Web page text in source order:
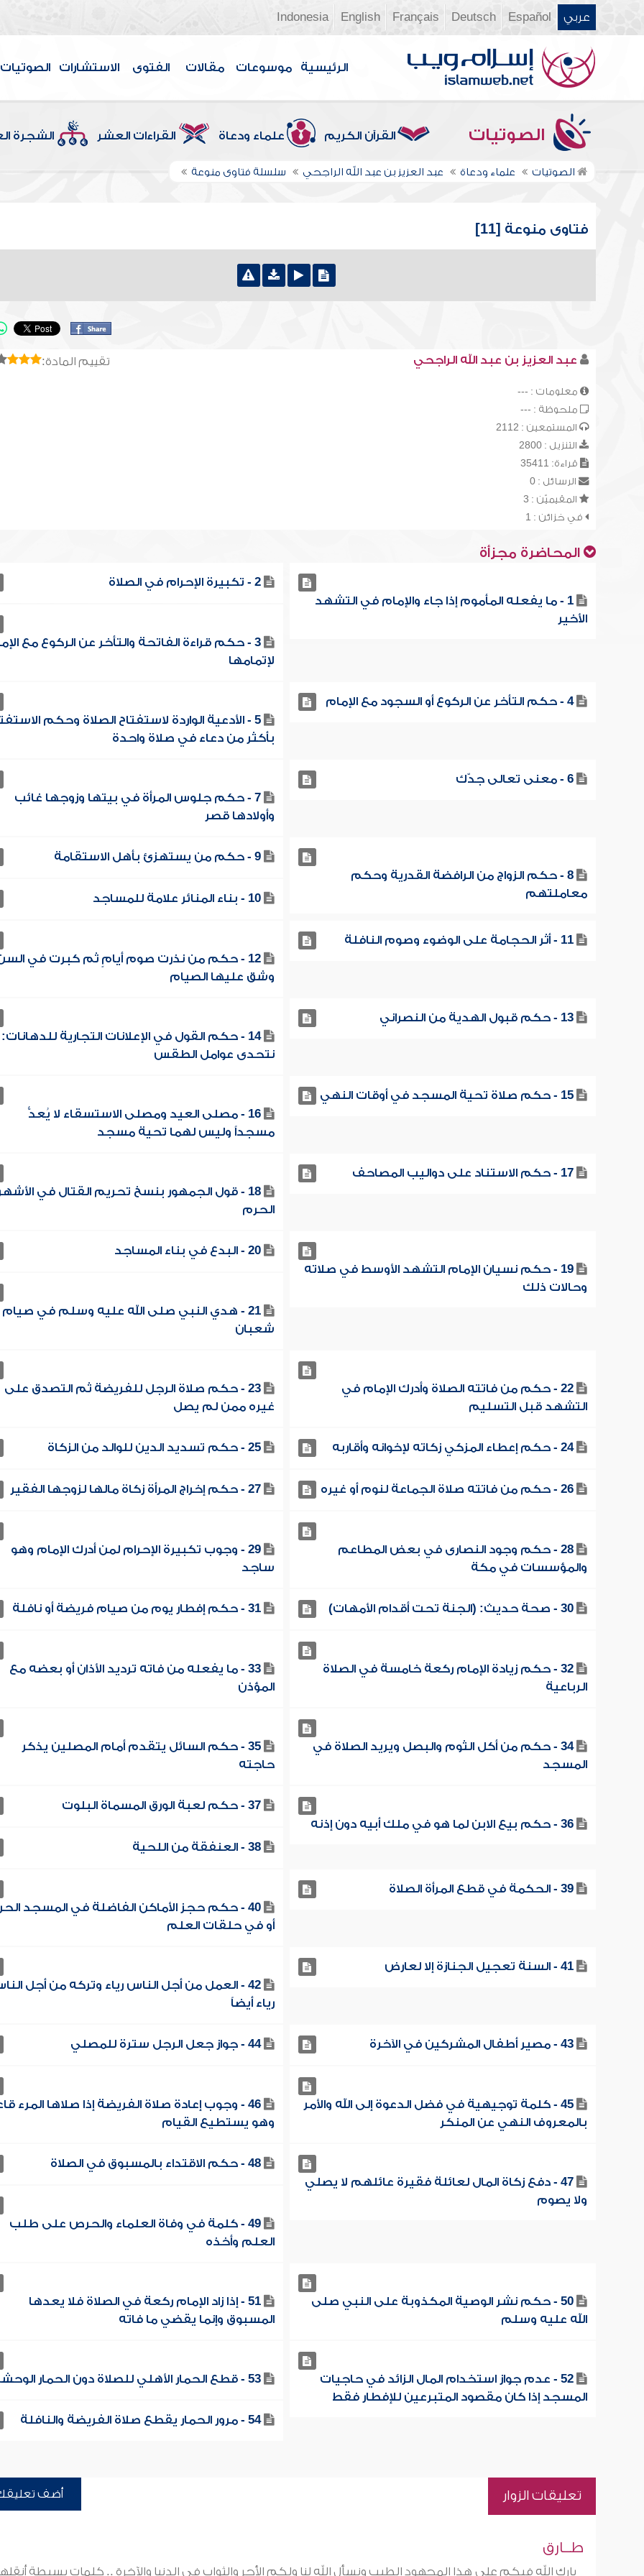
عربي Español
Deutsch
Français
English
Indonesia
الرئيسية موسوعات مقالات الفتوى الاستشارات الصوتيات
الصوتيات القرآن الكريم علماء ودعاة القراءات العشر الشجرة
الصوتيات علماء ودعاة عبد العزيز بن عبد الله الراجحي سلسلة فتاوى منوعة
فتاوى منوعة [11]
تقييم المادة: عبد العزيز بن عبد الله الراجحي
معلومات : ---
ملحوظة : ---
المستمعين : 2112
التنزيل : 2800
قراءة: 35411
الرسائل : 0
المقيميّن : 3
في خزائن : 1
المحاضرة مجزأة
1 - ما يفعله المأموم إذا جاء والإمام في التشهد
الأخير
2 - تكبيرة الإحرام في الصلاة
3 - حكم قراءة الفاتحة والتأخر عن الركوع مع
لإتمامها
4 - حكم التأخر عن الركوع أو السجود مع الإمام
5 - الأدعية الواردة لاستفتاح الصلاة وحكم
بأكثر من دعاء في صلاة واحدة
6 - معنى تعالى جدّك
7 - حكم جلوس المرأة في بيتها وزوجها غائب
وأولادها قصر
8 - حكم الزواج من الرافضة القدرية وحكم
معاملتهم
9 - حكم من يستهزئ بأهل الاستقامة
10 - بناء المنائر علامة للمساجد
11 - أثر الحجامة على الوضوء وصوم النافلة
12 - حكم من نذرت صوم أيامٍ ثم كبرت في
وشق عليها الصيام
13 - حكم قبول الهدية من النصراني
14 - حكم القول في الإعلانات التجارية للدهانات:
نتحدى عوامل الطقس
15 - حكم صلاة تحية المسجد في أوقات النهي
16 - مصلى العيد ومصلى الاستسقاء لا يُعدُّ
مسجداً وليس لهما تحية مسجد
17 - حكم الاستناد على دواليب المصاحف
18 - قول الجمهور بنسخ تحريم القتال في
الحرم
19 - حكم نسيان الإمام التشهد الأوسط في صلاته
وحالات ذلك
20 - البدع في بناء المساجد
21 - هدي النبي صلى الله عليه وسلم في صيام
شعبان
22 - حكم من فاتته الصلاة وأدرك الإمام في
التشهد قبل التسليم
23 - حكم صلاة الرجل للفريضة ثم التصدق على
غيره ممن لم يصل
24 - حكم إعطاء المزكي زكاته لإخوانه وأقاربه 25 - حكم تسديد الدين للوالد من الزكاة
26 - حكم من فاتته صلاة الجماعة لنوم أو غيره 27 - حكم إخراج المرأة زكاة مالها لزوجها الفقير
28 - حكم وجود النصارى في بعض المطاعم
والمؤسسات في مكة
29 - وجوب تكبيرة الإحرام لمن أدرك الإمام وهو
ساجد
30 - صحة حديث: (الجنة تحت أقدام الأمهات) 31 - حكم إفطار يوم من صيام فريضة أو نافلة
32 - حكم زيادة الإمام ركعة خامسة في الصلاة
الرباعية
33 - ما يفعله من فاته ترديد الأذان أو بعضه مع
المؤذن
34 - حكم من أكل الثوم والبصل ويريد الصلاة في
المسجد
35 - حكم السائل يتقدم أمام المصلين يذكر
حاجته
36 - حكم بيع الابن لما هو في ملك أبيه دون إذنه
37 - حكم لعبة الورق المسماة البلوت
38 - العنفقة من اللحية
39 - الحكمة في قطع المرأة الصلاة
40 - حكم حجز الأماكن الفاضلة في المسجد
أو في حلقات العلم
41 - السنة تعجيل الجنازة إلا لعارض
42 - العمل من أجل الناس رياء وتركه من أجل
رياء أيضاً
43 - مصير أطفال المشركين في الآخرة 44 - جواز جعل الرجل سترة للمصلي
45 - كلمة توجيهية في فضل الدعوة إلى الله والأمر
بالمعروف النهي عن المنكر
46 - وجوب إعادة صلاة الفريضة إذا صلاها المرء
وهو يستطيع القيام
47 - دفع زكاة المال لعائلة فقيرة عائلهم لا يصلي
ولا يصوم
48 - حكم الاقتداء بالمسبوق في الصلاة
49 - كلمة في وفاة العلماء والحرص على طلب
العلم وأخذه
50 - حكم نشر الوصية المكذوبة على النبي صلى
الله عليه وسلم
51 - إذا زاد الإمام ركعة في الصلاة فلا يعدها
المسبوق وإنما يقضي ما فاته
52 - عدم جواز استخدام المال الزائد في حاجيات
المسجد إذا كان مقصود المتبرعين للإفطار فقط
53 - قطع الحمار الأهلي للصلاة دون الحمار الوحشي
54 - مرور الحمار يقطع صلاة الفريضة والنافلة
تعليقات الزوار أضف
طــارق
بارك الله فيكم على هذا المجهود الطيب ونسأل الله لنا ولكم الأجر والثواب في الدنيا والآخرة .. كلمات بسيطة